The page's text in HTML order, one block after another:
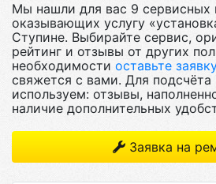
Мы нашли для вас 9 сервисных
оказывающих услугу
Ступине. Выбирайте сервис,
рейтинг и отзывы от других
необходимости оставьте
свяжется с вами. Для подсчёта
используем: отзывы,
наличие дополнительных
Заявка на